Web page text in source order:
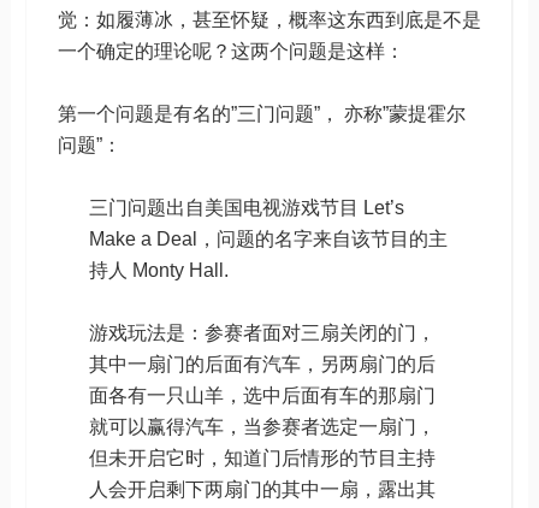
觉：如履薄冰，甚至怀疑，概率这东西到底是不是
一个确定的理论呢？这两个问题是这样：
第一个问题是有名的”三门问题”， 亦称”蒙提霍尔
问题”：
三门问题出自美国电视游戏节目 Let’s
Make a Deal，问题的名字来自该节目的主
持人 Monty Hall.
游戏玩法是：参赛者面对三扇关闭的门，
其中一扇门的后面有汽车，另两扇门的后
面各有一只山羊，选中后面有车的那扇门
就可以赢得汽车，当参赛者选定一扇门，
但未开启它时，知道门后情形的节目主持
人会开启剩下两扇门的其中一扇，露出其